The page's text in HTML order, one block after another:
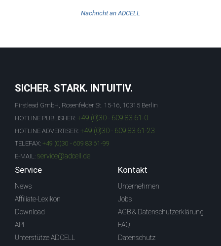
Nachricht an ADCELL
SICHER. STARK. INTUITIV.
Firstlead GmbH, Rosenfelder St. 15-16, 10315 Berlin
HOTLINE PUBLISHER: +49 (0)30 - 609 83 61-0
HOTLINE ADVERTISER: +49 (0)30 - 609 83 61-23
TELEFAX: +49 (0)30 - 609 83 61-99
E-MAIL: service@adcell.de
Service
News
Affiliate-Lexikon
Download
API
Unterstütze ADCELL
Kontakt
Unternehmen
Jobs
AGB & Datenschutzerklärung
FAQ
Datenschutz